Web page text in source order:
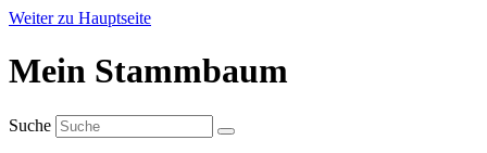
Weiter zu Hauptseite
Mein Stammbaum
Suche